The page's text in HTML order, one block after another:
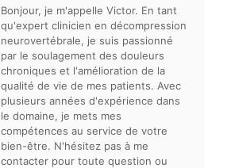
Bonjour, je m'appelle Victor. En tant
qu'expert clinicien en décompression
neurovertébrale, je suis passionné
par le soulagement des douleurs
chroniques et l'amélioration de la
qualité de vie de mes patients. Avec
plusieurs années d'expérience dans
le domaine, je mets mes
compétences au service de votre
bien-être. N'hésitez pas à me
contacter pour toute question ou